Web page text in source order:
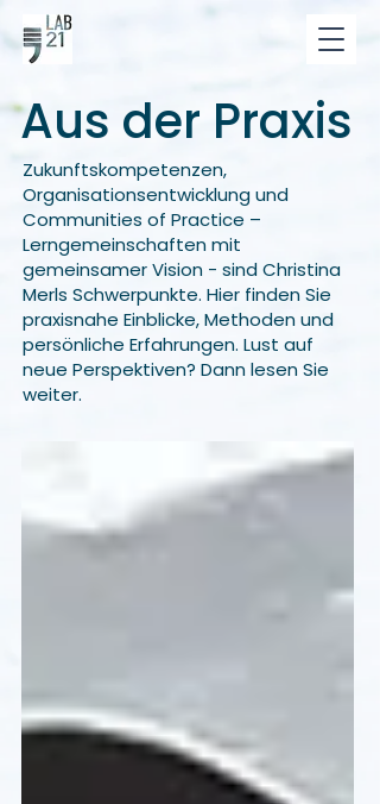
Aus der Praxis
Zukunftskompetenzen,
Organisationsentwicklung und
Communities of Practice –
Lerngemeinschaften mit
gemeinsamer Vision - sind Christina
Merls Schwerpunkte. Hier finden Sie
praxisnahe Einblicke, Methoden und
persönliche Erfahrungen. Lust auf
neue Perspektiven? Dann lesen Sie
weiter.